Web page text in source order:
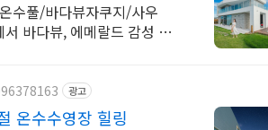
수풀/바다뷰자쿠지/사우
바다뷰, 에메랄드 감성 수
광고
온수수영장 힐링